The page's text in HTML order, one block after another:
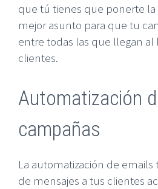
que tú tienes que ponerte la
mejor asunto para que tu
entre todas las que llegan
clientes.
Automatización
campañas
La automatización de
de mensajes a tus clientes